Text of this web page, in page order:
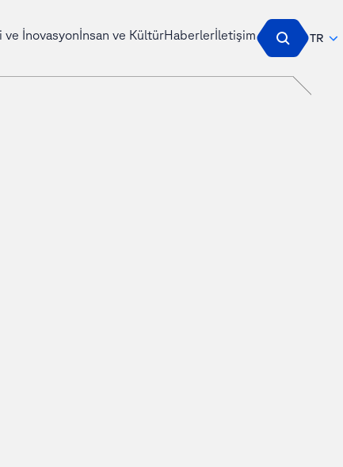
ve İnovasyonİnsan ve KültürHaberlerİletişim TR